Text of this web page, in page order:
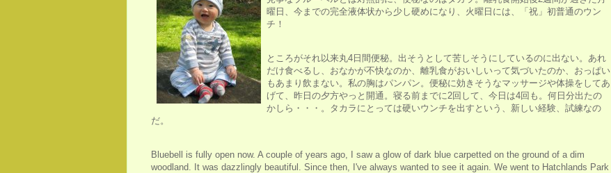
曜日、今までの完全液体状から少し硬めになり、火曜日には、「祝」初普通のウン
チ！
ところがそれ以来丸4日間便秘。出そうとして苦しそうにしているのに出ない。あれ
だけ食べるし、おなかが不快なのか、離乳食がおいしいって気づいたのか、おっぱい
もあまり飲まない。私の胸はパンパン。便秘に効きそうなマッサージや体操をしてあ
げて、昨日の夕方やっと開通。寝る前までに2回して、今日は4回も。何日分出たの
かしら・・・。タカラにとっては硬いウンチを出すという、新しい経験、試練なの
だ。
Bluebell is fully open now. A couple of years ago, I saw a glow of dark blue carpetted on the ground of a dim
woodland. It was dazzlingly beautiful. Since then, I've always wanted to see it again. We went to Hatchlands Park